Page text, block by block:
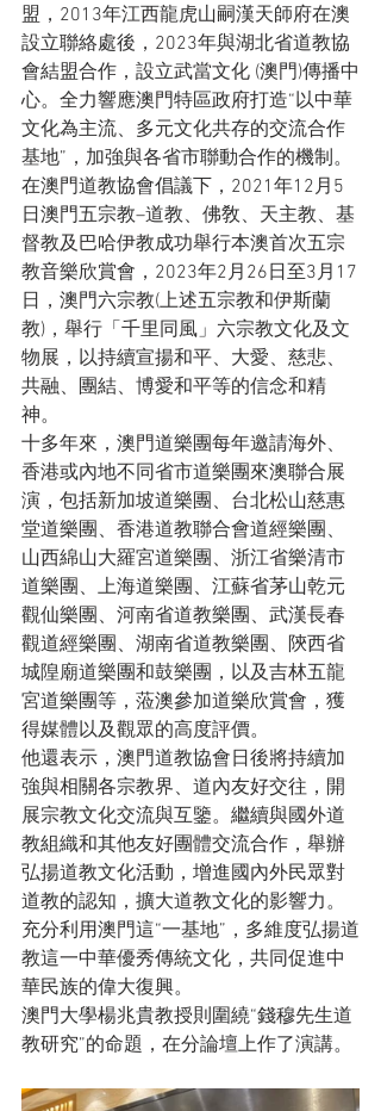
盟，2013年江西龍虎山嗣漢天師府在澳
設立聯絡處後，2023年與湖北省道教協
會結盟合作，設立武當文化 (澳門)傳播中
心。全力響應澳門特區政府打造“以中華
文化為主流、多元文化共存的交流合作
基地”，加強與各省市聯動合作的機制。
在澳門道教協會倡議下，2021年12月5
日澳門五宗教–道教、佛敎、天主教、基
督教及巴哈伊教成功舉行本澳首次五宗
教音樂欣賞會，2023年2月26日至3月17
日，澳門六宗教(上述五宗教和伊斯蘭
教)，舉行「千里同風」六宗教文化及文
物展，以持續宣揚和平、大愛、慈悲、
共融、團結、博愛和平等的信念和精
神。
十多年來，澳門道樂團每年邀請海外、
香港或內地不同省市道樂團來澳聯合展
演，包括新加坡道樂團、台北松山慈惠
堂道樂團、香港道教聯合會道經樂團、
山西綿山大羅宮道樂團、浙江省樂清市
道樂團、上海道樂團、江蘇省茅山乾元
觀仙樂團、河南省道教樂團、武漢長春
觀道經樂團、湖南省道教樂團、陝西省
城隍廟道樂團和鼓樂團，以及吉林五龍
宮道樂團等，蒞澳參加道樂欣賞會，獲
得媒體以及觀眾的高度評價。
他還表示，澳門道教協會日後將持續加
強與相關各宗教界、道內友好交往，開
展宗教文化交流與互鑒。繼續與國外道
教組織和其他友好團體交流合作，舉辦
弘揚道教文化活動，增進國內外民眾對
道教的認知，擴大道教文化的影響力。
充分利用澳門這“一基地”，多維度弘揚道
教這一中華優秀傳統文化，共同促進中
華民族的偉大復興。
澳門大學楊兆貴教授則圍繞“錢穆先生道
教研究”的命題，在分論壇上作了演講。